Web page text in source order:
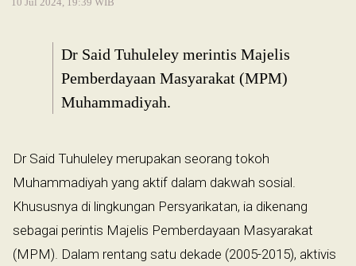
Dr Said Tuhuleley merintis Majelis
Pemberdayaan Masyarakat (MPM)
Muhammadiyah.
Dr Said Tuhuleley merupakan seorang tokoh
Muhammadiyah yang aktif dalam dakwah sosial.
Khususnya di lingkungan Persyarikatan, ia dikenang
sebagai perintis Majelis Pemberdayaan Masyarakat
(MPM). Dalam rentang satu dekade (2005-2015), aktivis